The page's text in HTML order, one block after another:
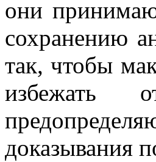
они
сохранению
так, чтобы
избежать
доказывания